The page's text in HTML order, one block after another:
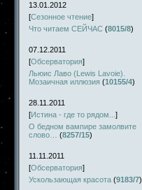
13.01.2012
[Сезонное чтение]
Что читаем СЕЙЧАС (8015/8)
07.12.2011
[Обсерватория]
Льюис Лаво (Lewis Lavoie).
Мозаичная иллюзия (10155/4)
28.11.2011
[Истина - где то рядом... ]
О бедном вампире замолвите
слово…
(8257/15)
11.11.2011
[Обсерватория]
Ускользающая красота (9183/7)